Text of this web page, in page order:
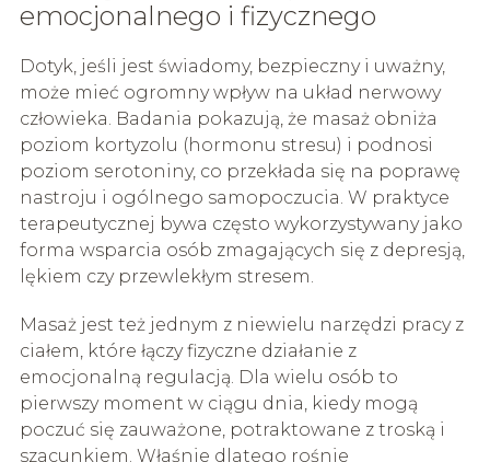
emocjonalnego i fizycznego
Dotyk, jeśli jest świadomy, bezpieczny i uważny,
może mieć ogromny wpływ na układ nerwowy
człowieka. Badania pokazują, że masaż obniża
poziom kortyzolu (hormonu stresu) i podnosi
poziom serotoniny, co przekłada się na poprawę
nastroju i ogólnego samopoczucia. W praktyce
terapeutycznej bywa często wykorzystywany jako
forma wsparcia osób zmagających się z depresją,
lękiem czy przewlekłym stresem.
Masaż jest też jednym z niewielu narzędzi pracy z
ciałem, które łączy fizyczne działanie z
emocjonalną regulacją. Dla wielu osób to
pierwszy moment w ciągu dnia, kiedy mogą
poczuć się zauważone, potraktowane z troską i
szacunkiem. Właśnie dlatego rośnie